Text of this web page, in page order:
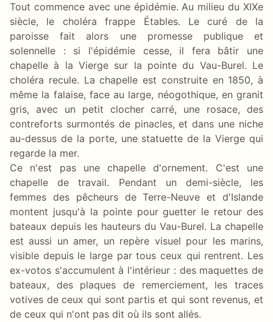
Tout commence avec une épidémie. Au milieu du XIXe
siècle, le choléra frappe Étables. Le curé de la
paroisse fait alors une promesse publique et
solennelle : si l'épidémie cesse, il fera bâtir une
chapelle à la Vierge sur la pointe du Vau-Burel. Le
choléra recule. La chapelle est construite en 1850, à
même la falaise, face au large, néogothique, en granit
gris, avec un petit clocher carré, une rosace, des
contreforts surmontés de pinacles, et dans une niche
au-dessus de la porte, une statuette de la Vierge qui
regarde la mer.
Ce n'est pas une chapelle d'ornement. C'est une
chapelle de travail. Pendant un demi-siècle, les
femmes des pêcheurs de Terre-Neuve et d'Islande
montent jusqu'à la pointe pour guetter le retour des
bateaux depuis les hauteurs du Vau-Burel. La chapelle
est aussi un amer, un repère visuel pour les marins,
visible depuis le large par tous ceux qui rentrent. Les
ex-votos s'accumulent à l'intérieur : des maquettes de
bateaux, des plaques de remerciement, les traces
votives de ceux qui sont partis et qui sont revenus, et
de ceux qui n'ont pas dit où ils sont allés.